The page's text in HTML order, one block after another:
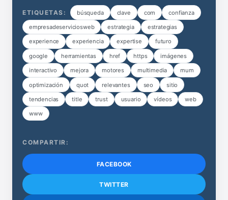
ETIQUETAS: búsqueda clave com confianza
empresadeserviciosweb estrategia estrategias
experience experiencia expertise futuro
google herramientas href https imágenes
interactivo mejora motores multimedia mum
optimización quot relevantes seo sitio
tendencias title trust usuario vídeos web
www
COMPARTIR:
FACEBOOK
TWITTER